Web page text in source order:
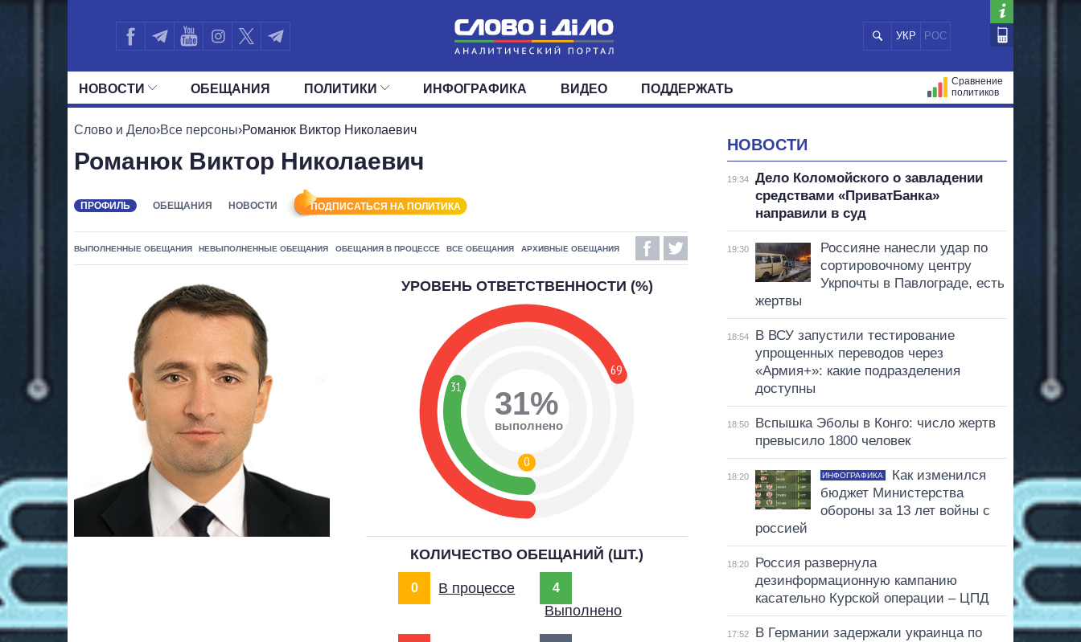
УКР РОС
НОВОСТИ
ЛЕНТА СОБЫТИЯ
ПОЛИТИКА
ОБЕЩАНИЯ ПОЛИТИКИ
ВСЕ ПОЛИТИКИ ПРЕЗИДЕНТ И ОФИС ВЕРХОВНАЯ РАДА
ИНФОГРАФИКА ВИДЕО ПОДДЕРЖАТЬ
Сравнение
политиков
Слово и Дело›Все персоны›Романюк Виктор Николаевич
Романюк Виктор Николаевич
ПРОФИЛЬ ОБЕЩАНИЯ НОВОСТИ ПОДПИСАТЬСЯ НА ПОЛИТИКА
ВЫПОЛНЕННЫЕ ОБЕЩАНИЯ НЕВЫПОЛНЕННЫЕ ОБЕЩАНИЯ ОБЕЩАНИЯ В ПРОЦЕССЕ ВСЕ ОБЕЩАНИЯ АРХИВНЫЕ ОБЕЩАНИЯ
УРОВЕНЬ ОТВЕТСТВЕННОСТИ (%)
69
31
0
31%
выполнено
КОЛИЧЕСТВО ОБЕЩАНИЙ (ШТ.)
0 В процессе 4
Выполнено
НОВОСТИ
19:34
Дело Коломойского о завладении
средствами «ПриватБанка»
направили в суд
19:30
Россияне нанесли удар по
сортировочному центру
Укрпочты в Павлограде, есть
жертвы
18:54
В ВСУ запустили тестирование
упрощенных переводов через
«Армия+»: какие подразделения
доступны
18:50
Вспышка Эболы в Конго: число жертв
превысило 1800 человек
18:20 ИНФОГРАФИКА
Как изменился
бюджет Министерства
обороны за 13 лет войны с
россией
18:20
Россия развернула
дезинформационную кампанию
касательно Курской операции – ЦПД
17:52
В Германии задержали украинца по